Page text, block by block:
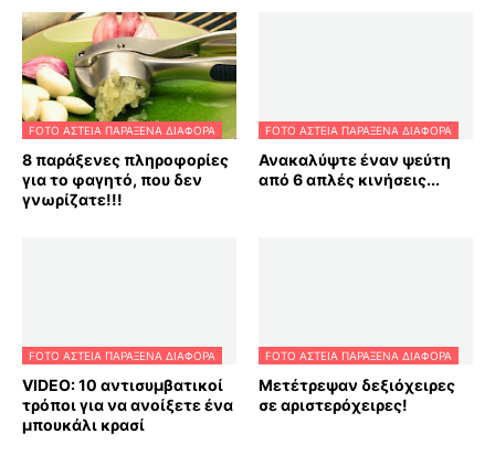
FOTO ΑΣΤΕΙΑ ΠΑΡΑΞΕΝΑ ΔΙΑΦΟΡΑ
8 παράξενες πληροφορίες
για το φαγητό, που δεν
γνωρίζατε!!!
FOTO ΑΣΤΕΙΑ ΠΑΡΑΞΕΝΑ ΔΙΑΦΟΡΑ
Ανακαλύψτε έναν ψεύτη
από 6 απλές κινήσεις...
FOTO ΑΣΤΕΙΑ ΠΑΡΑΞΕΝΑ ΔΙΑΦΟΡΑ
VIDEO: 10 αντισυμβατικοί
τρόποι για να ανοίξετε ένα
μπουκάλι κρασί
FOTO ΑΣΤΕΙΑ ΠΑΡΑΞΕΝΑ ΔΙΑΦΟΡΑ
Μετέτρεψαν δεξιόχειρες
σε αριστερόχειρες!